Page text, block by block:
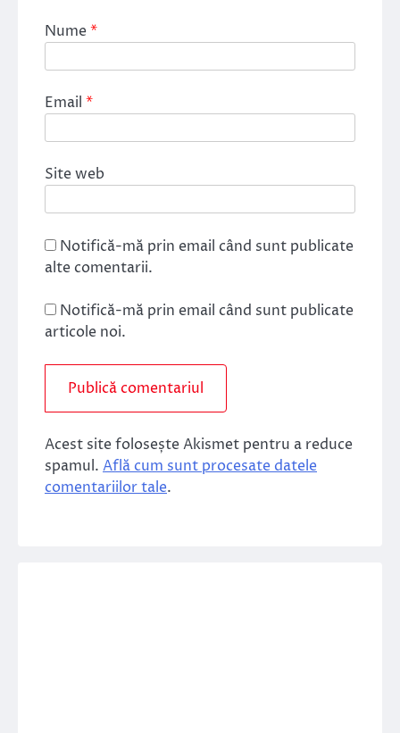
Nume*
Email *
Site web
Notifică-mă prin email când sunt publicate
alte comentarii.
Notifică-mă prin email când sunt publicate
articole noi.
Acest site folosește Akismet pentru a reduce
spamul. Află cum sunt procesate datele
comentariilor tale.